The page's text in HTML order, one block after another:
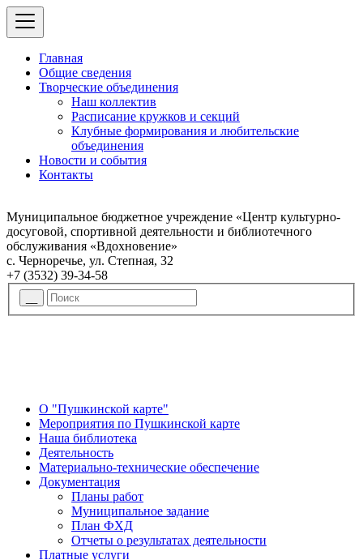
Главная
Общие сведения
Творческие объединения
Наш коллектив
Расписание кружков и секций
Клубные формирования и любительские
объединения
Новости и события
Контакты
Муниципальное бюджетное учреждение «Центр культурно-
досуговой, спортивной деятельности и библиотечного
обслуживания «Вдохновение»
с. Черноречье, ул. Степная, 32
+7 (3532) 39-34-58
О "Пушкинской карте"
Мероприятия по Пушкинской карте
Наша библиотека
Деятельность
Материально-технические обеспечение
Документация
Планы работ
Муниципальное задание
План ФХД
Отчеты о результатах деятельности
Платные услуги